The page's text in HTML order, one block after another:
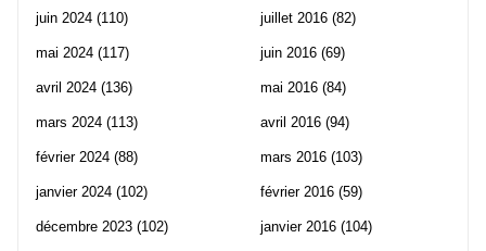
juin 2024 (110)
mai 2024 (117)
avril 2024 (136)
mars 2024 (113)
février 2024 (88)
janvier 2024 (102)
décembre 2023 (102)
juillet 2016 (82)
juin 2016 (69)
mai 2016 (84)
avril 2016 (94)
mars 2016 (103)
février 2016 (59)
janvier 2016 (104)